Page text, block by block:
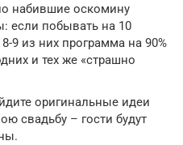
набившие оскомину
если побывать на 10
9 из них программа на 90%
и тех же «страшно
оригинальные идеи
свадьбу – гости будут